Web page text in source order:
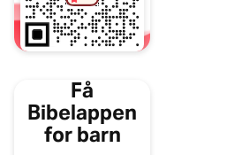
Få
Bibelappen
for barn